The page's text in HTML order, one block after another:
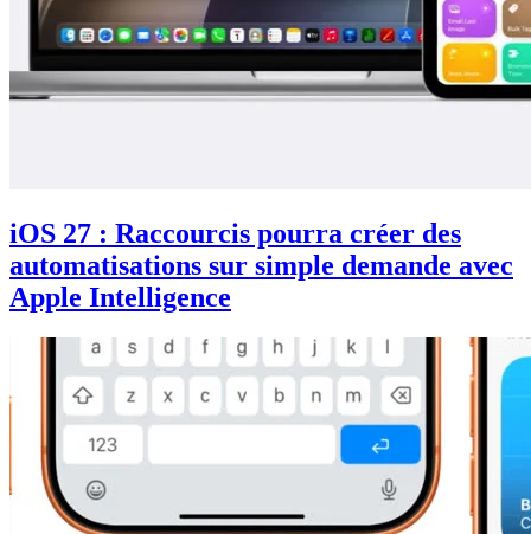
iOS 27 : Raccourcis pourra créer des
automatisations sur simple demande avec
Apple Intelligence